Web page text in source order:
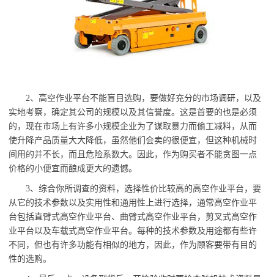
2、 高空作业平台不能盲目选购，要做好充分的市场调研，以及
实地考察，确定其公司的规模以及其信誉度。这是首要的也是必须
的，现在市场 上有许多小规模企业为了谋取暴力而偷工减料，从而
使升降产品质量大大降低，虽然他们会卖的很便宜，但这种机械时
间用的并不长，而且危险系数大。因此，作为购买者不能贪图一点
价格的小便宜而酿成更大的遗憾。
3、综合你所调查的资料，选择性价比较高的高空作业平台，要
从它的技术参数以及实用性和通用性上进行选择，通常高空作业平
台包括直臂式高空作业平台、曲臂式高空作业平台，剪叉式高空作
业平台以及车载式高空作业平台。每种的技术参数及用途都有些许
不同，但也有许多功能有相似的地方，因此，作为顾客要带有目的
性的选购。